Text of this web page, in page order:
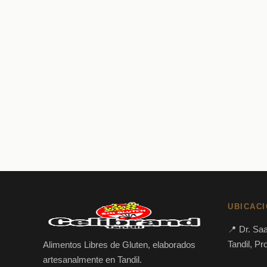
Alimentos Libres de Gluten, elaborados
artesanalmente en Tandil.
📍 Dr.
Tandil,